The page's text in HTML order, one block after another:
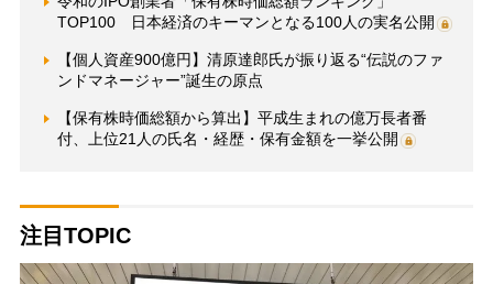
TOP100 日本経済のキーマンとなる100人の実名公開
【個人資産900億円】清原達郎氏が振り返る“伝説のファ
ンドマネージャー”誕生の原点
【保有株時価総額から算出】平成生まれの億万長者番
付、上位21人の氏名・経歴・保有金額を一挙公開
注目TOPIC